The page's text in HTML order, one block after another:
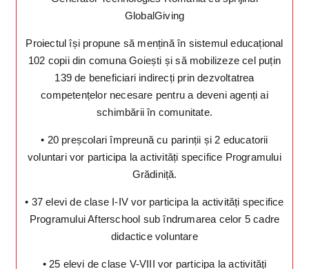
GlobalGiving
Proiectul își propune să mențină în sistemul educațional
102 copii din comuna Goiești și să mobilizeze cel puțin
139 de beneficiari indirecți prin dezvoltatrea
competențelor necesare pentru a deveni agenți ai
schimbării în comunitate.
• 20 preșcolari împreună cu parinții și 2 educatorii
voluntari vor participa la activități specifice Programului
Grădiniță.
• 37 elevi de clase I-IV vor participa la activități specifice
Programului Afterschool sub îndrumarea celor 5 cadre
didactice voluntare
• 25 elevi de clase V-VIII vor participa la activități